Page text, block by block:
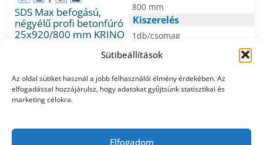
Sütibeállítások
Az oldal sütiket használ a jobb felhasználói élmény érdekében. Az
elfogadással hozzájárulsz, hogy adatokat gyűjtsünk statisztikai és
marketing célokra.
Elfogadom
SDS Max befogású,
négyélű profi betonfúró
25x920/800 mm KRINO
Ft/db
Kiszerelés: 1db/csomag
Központi raktáron
800 mm
Kiszerelés
1db/csomag
Márka/gyártó